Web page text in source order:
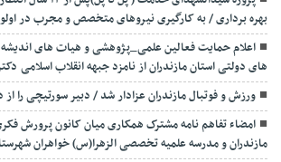
بهره برداری / به کارگیری نیروهای متخصص و مجرب در
اعلام حمایت فعالین علمی_پژوهشی و هیات های اندیشه
های دولتی استان مازندران از نامزد جبهه انقلاب اسلامی
ورزش و فوتبال مازندران عزادار شد / دبیر سورتیچی را
امضاء تفاهم نامه مشترک همکاری میان کانون پرورش
مازندران و مدرسه علمیه تخصصی الزهرا(س) خواهران